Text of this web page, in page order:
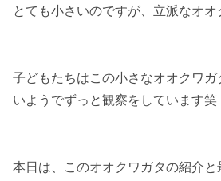
とても小さいのですが、立派なオオ
子どもたちはこの小さなオオクワ
いようでずっと観察をしています笑
本日は、このオオクワガタの紹介と